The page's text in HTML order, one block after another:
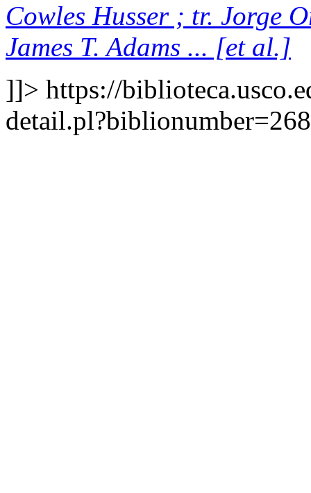
Cowles Husser ; tr. Jorge
James T. Adams ... [et al.]
]]> https://